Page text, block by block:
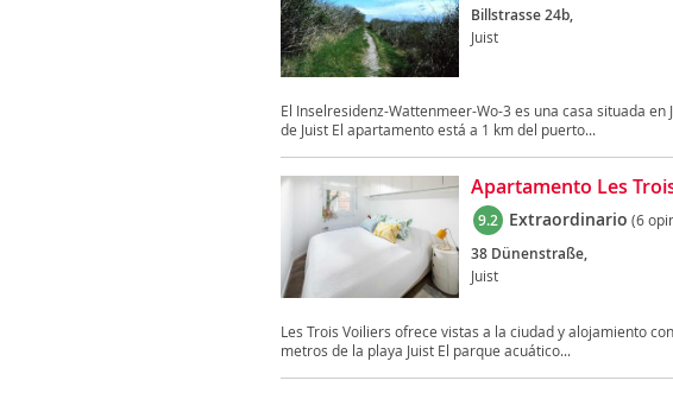
Billstrasse 24b,
Juist
El Inselresidenz-Wattenmeer-Wo-3 es una casa situada en
de Juist El apartamento está a 1 km del puerto...
Apartamento Les
9.2 Extraordinario (6
38 Dünenstraße,
Juist
Les Trois Voiliers ofrece vistas a la ciudad y alojamiento
metros de la playa Juist El parque acuático...